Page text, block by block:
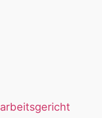
arbeitsgericht